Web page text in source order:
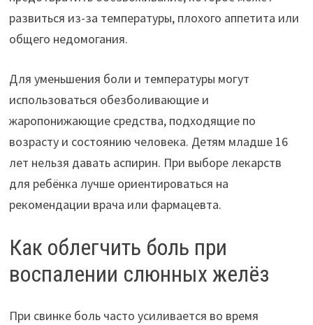
развиться из-за температуры, плохого аппетита или
общего недомогания.
Для уменьшения боли и температуры могут
использоваться обезболивающие и
жаропонижающие средства, подходящие по
возрасту и состоянию человека. Детям младше 16
лет нельзя давать аспирин. При выборе лекарств
для ребёнка лучше ориентироваться на
рекомендации врача или фармацевта.
Как облегчить боль при
воспалении слюнных желёз
При свинке боль часто усиливается во время